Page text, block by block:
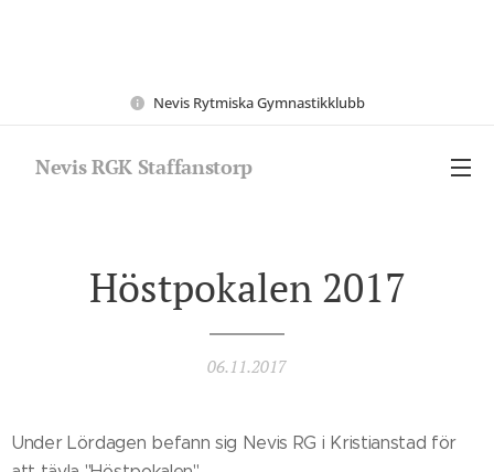
Nevis Rytmiska Gymnastikklubb
Nevis RGK Staffanstorp
Höstpokalen 2017
06.11.2017
Under Lördagen befann sig Nevis RG i Kristianstad för